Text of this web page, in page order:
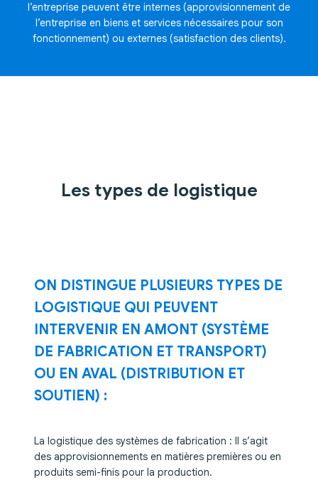
Développement mobile
DUNE GESTION
l’entreprise peuvent être internes (approvisionnement de
l’entreprise en biens et services nécessaires pour son
fonctionnement) ou externes (satisfaction des clients).
Les types de logistique
ON DISTINGUE PLUSIEURS TYPES DE
LOGISTIQUE QUI PEUVENT
INTERVENIR EN AMONT (SYSTÈME
DE FABRICATION ET TRANSPORT)
OU EN AVAL (DISTRIBUTION ET
SOUTIEN) :
La logistique des systèmes de fabrication : Il s’agit
des approvisionnements en matières premières ou en
produits semi-finis pour la production.